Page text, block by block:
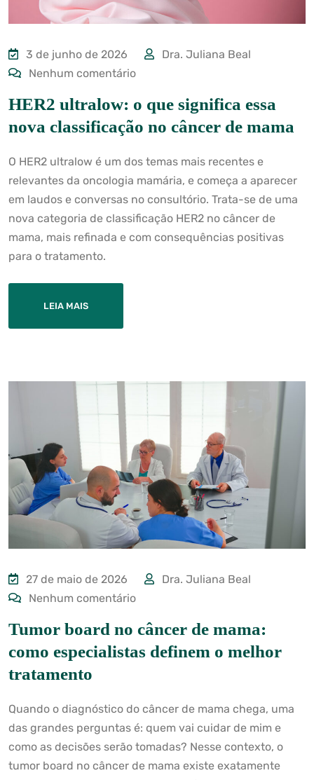
3 de junho de 2026
Dra. Juliana Beal
Nenhum comentário
HER2 ultralow: o que significa essa
nova classificação no câncer de mama
O HER2 ultralow é um dos temas mais recentes e
relevantes da oncologia mamária, e começa a aparecer
em laudos e conversas no consultório. Trata-se de uma
nova categoria de classificação HER2 no câncer de
mama, mais refinada e com consequências positivas
para o tratamento.
LEIA MAIS
27 de maio de 2026
Dra. Juliana Beal
Nenhum comentário
Tumor board no câncer de mama:
como especialistas definem o melhor
tratamento
Quando o diagnóstico do câncer de mama chega, uma
das grandes perguntas é: quem vai cuidar de mim e
como as decisões serão tomadas? Nesse contexto, o
tumor board no câncer de mama existe exatamente